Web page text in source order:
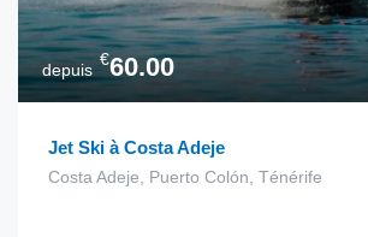
depuis
€60.00
Jet Ski à Costa Adeje
Costa Adeje, Puerto Colón, Ténérife